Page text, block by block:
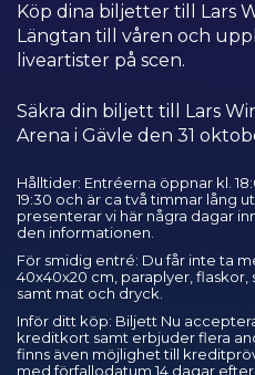
Köp dina biljetter till Lars
Längtan till våren och
liveartister på scen.
Säkra din biljett till Lars
Arena i Gävle den 31
Hålltider: Entréerna öppnar kl.
19:30 och är ca två timmar lång
presenterar vi här några dagar
den informationen.
För smidig entré: Du får inte ta
40x40x20 cm, paraplyer,
samt mat och dryck.
Inför ditt köp: Biljett Nu
kreditkort samt erbjuder flera
finns även möjlighet till
med förfallodatum 14 dagar